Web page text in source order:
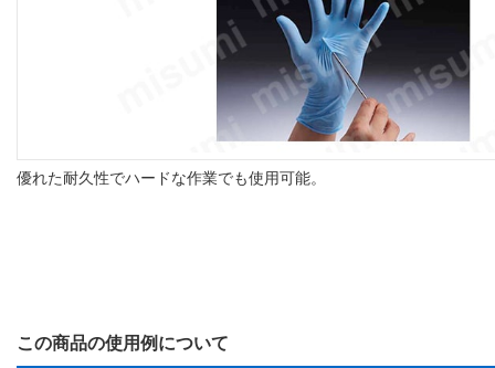
優れた耐久性でハードな作業でも使用可能。
この商品の使用例について